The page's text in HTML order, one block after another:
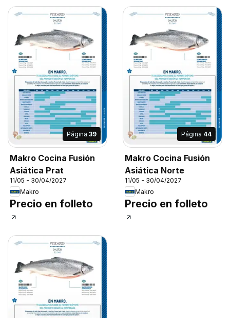
Página 39
Makro Cocina Fusión
Asiática Prat
11/05 - 30/04/2027
Makro
Precio en folleto
Página 44
Makro Cocina Fusión
Asiática Norte
11/05 - 30/04/2027
Makro
Precio en folleto